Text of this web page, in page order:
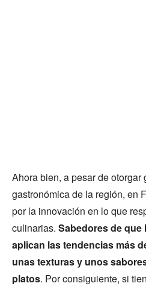
Ahora bien, a pesar de otorgar
gastronómica de la región, en
por la innovación en lo que
culinarias. Sabedores de que
aplican las tendencias más
unas texturas y unos
platos. Por consiguiente, si